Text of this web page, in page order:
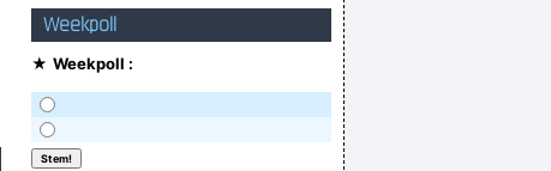
deze kaars in je kond! Heej ja heej ja hooow!
de mannen zieker. Tom waas boes jonguh
Verknoei je tijd op een nuttige manier!
Geej se lèllike voel hod!
Weekpoll
★ Weekpoll :